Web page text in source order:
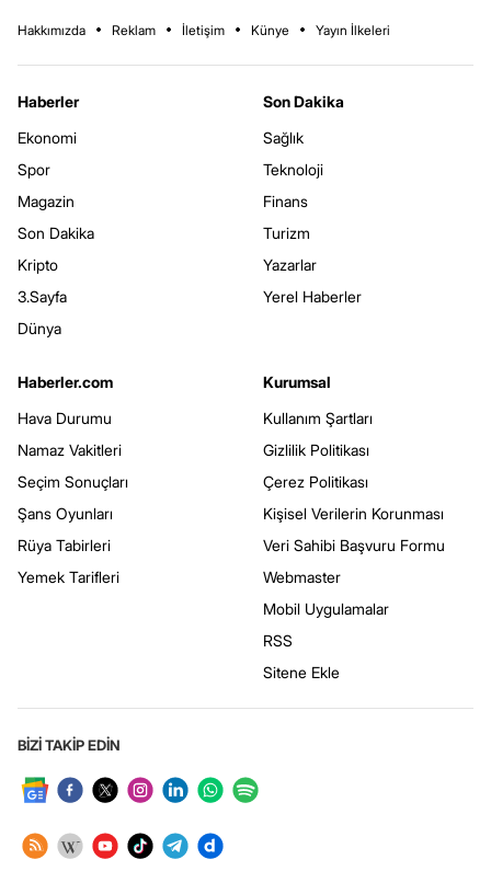
Hakkımızda Reklam İletişim Künye Yayın İlkeleri
Haberler
Ekonomi
Spor
Magazin
Son Dakika
Kripto
3.Sayfa
Dünya
Son Dakika
Sağlık
Teknoloji
Finans
Turizm
Yazarlar
Yerel Haberler
Haberler.com
Hava Durumu
Namaz Vakitleri
Seçim Sonuçları
Şans Oyunları
Rüya Tabirleri
Yemek Tarifleri
Kurumsal
Kullanım Şartları
Gizlilik Politikası
Çerez Politikası
Kişisel Verilerin Korunması
Veri Sahibi Başvuru Formu
Webmaster
Mobil Uygulamalar
RSS
Sitene Ekle
BİZİ TAKİP EDİN